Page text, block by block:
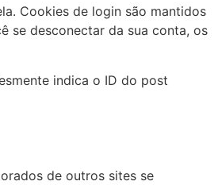
Cookies de login são mantidos
se desconectar da sua conta, os
indica o ID do post
de outros sites se